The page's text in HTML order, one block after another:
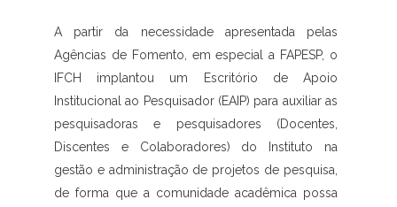
A partir da necessidade apresentada pelas
Agências de Fomento, em especial a FAPESP, o
IFCH implantou um Escritório de Apoio
Institucional ao Pesquisador (EAIP) para auxiliar as
pesquisadoras e pesquisadores (Docentes,
Discentes e Colaboradores) do Instituto na
gestão e administração de projetos de pesquisa,
de forma que a comunidade acadêmica possa